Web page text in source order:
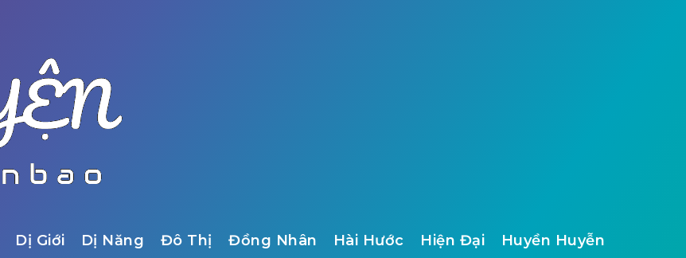
Dị Giới Dị Năng Đô Thị Đồng Nhân Hài Hước Hiện Đại Huyền Huyễn